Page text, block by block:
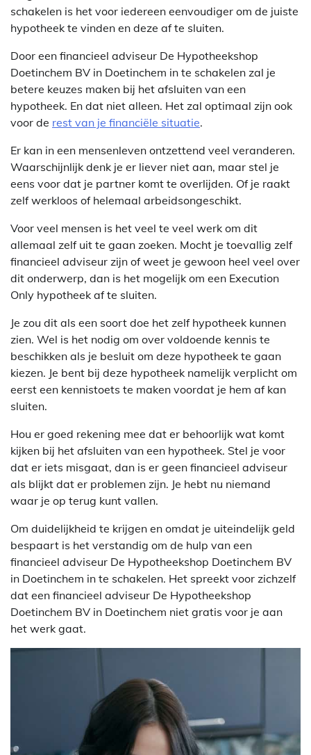
schakelen is het voor iedereen eenvoudiger om de juiste
hypotheek te vinden en deze af te sluiten.
Door een financieel adviseur De Hypotheekshop
Doetinchem BV in Doetinchem in te schakelen zal je
betere keuzes maken bij het afsluiten van een
hypotheek. En dat niet alleen. Het zal optimaal zijn ook
voor de rest van je financiële situatie.
Er kan in een mensenleven ontzettend veel veranderen.
Waarschijnlijk denk je er liever niet aan, maar stel je
eens voor dat je partner komt te overlijden. Of je raakt
zelf werkloos of helemaal arbeidsongeschikt.
Voor veel mensen is het veel te veel werk om dit
allemaal zelf uit te gaan zoeken. Mocht je toevallig zelf
financieel adviseur zijn of weet je gewoon heel veel over
dit onderwerp, dan is het mogelijk om een Execution
Only hypotheek af te sluiten.
Je zou dit als een soort doe het zelf hypotheek kunnen
zien. Wel is het nodig om over voldoende kennis te
beschikken als je besluit om deze hypotheek te gaan
kiezen. Je bent bij deze hypotheek namelijk verplicht om
eerst een kennistoets te maken voordat je hem af kan
sluiten.
Hou er goed rekening mee dat er behoorlijk wat komt
kijken bij het afsluiten van een hypotheek. Stel je voor
dat er iets misgaat, dan is er geen financieel adviseur
als blijkt dat er problemen zijn. Je hebt nu niemand
waar je op terug kunt vallen.
Om duidelijkheid te krijgen en omdat je uiteindelijk geld
bespaart is het verstandig om de hulp van een
financieel adviseur De Hypotheekshop Doetinchem BV
in Doetinchem in te schakelen. Het spreekt voor zichzelf
dat een financieel adviseur De Hypotheekshop
Doetinchem BV in Doetinchem niet gratis voor je aan
het werk gaat.